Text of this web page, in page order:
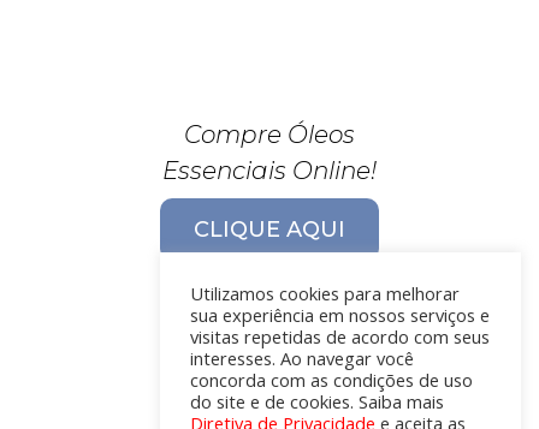
Compre Óleos
Essenciais Online!
CLIQUE AQUI
Utilizamos cookies para melhorar
sua experiência em nossos serviços e
visitas repetidas de acordo com seus
interesses. Ao navegar você
concorda com as condições de uso
do site e de cookies. Saiba mais
Diretiva de Privacidade e aceita as